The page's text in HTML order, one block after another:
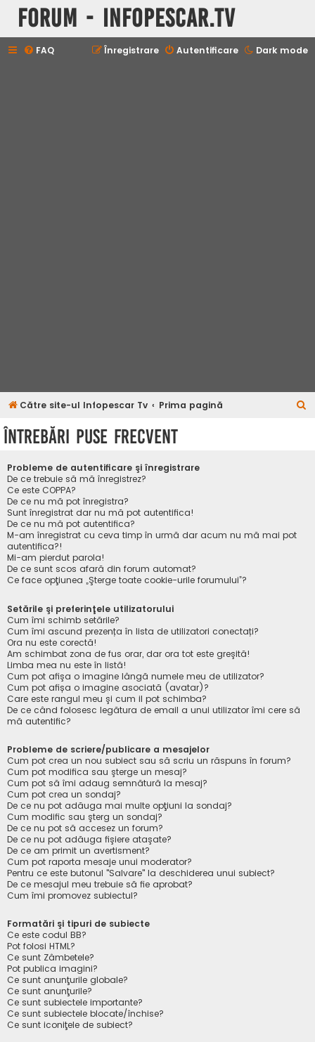
Forum - InfoPescar.Tv
Dark mode
FAQ Autentificare
Înregistrare
Către site-ul Infopescar Tv Prima pagină
Întrebări puse frecvent
Probleme de autentificare şi înregistrare
De ce trebuie să mă înregistrez?
Ce este COPPA?
De ce nu mă pot înregistra?
Sunt înregistrat dar nu mă pot autentifica!
De ce nu mă pot autentifica?
M-am înregistrat cu ceva timp în urmă dar acum nu mă mai pot
autentifica?!
Mi-am pierdut parola!
De ce sunt scos afară din forum automat?
Ce face opţiunea „Şterge toate cookie-urile forumului”?
Setările şi preferinţele utilizatorului
Cum îmi schimb setările?
Cum îmi ascund prezența în lista de utilizatori conectați?
Ora nu este corectă!
Am schimbat zona de fus orar, dar ora tot este greşită!
Limba mea nu este în listă!
Cum pot afişa o imagine lângă numele meu de utilizator?
Cum pot afișa o imagine asociată (avatar)?
Care este rangul meu şi cum il pot schimba?
De ce când folosesc legătura de email a unui utilizator îmi cere să
mă autentific?
Probleme de scriere/publicare a mesajelor
Cum pot crea un nou subiect sau să scriu un răspuns în forum?
Cum pot modifica sau şterge un mesaj?
Cum pot să îmi adaug semnătură la mesaj?
Cum pot crea un sondaj?
De ce nu pot adăuga mai multe opţiuni la sondaj?
Cum modific sau şterg un sondaj?
De ce nu pot să accesez un forum?
De ce nu pot adăuga fişiere ataşate?
De ce am primit un avertisment?
Cum pot raporta mesaje unui moderator?
Pentru ce este butonul "Salvare" la deschiderea unui subiect?
De ce mesajul meu trebuie să fie aprobat?
Cum îmi promovez subiectul?
Formatări şi tipuri de subiecte
Ce este codul BB?
Pot folosi HTML?
Ce sunt Zâmbetele?
Pot publica imagini?
Ce sunt anunţurile globale?
Ce sunt anunţurile?
Ce sunt subiectele importante?
Ce sunt subiectele blocate/închise?
Ce sunt iconiţele de subiect?